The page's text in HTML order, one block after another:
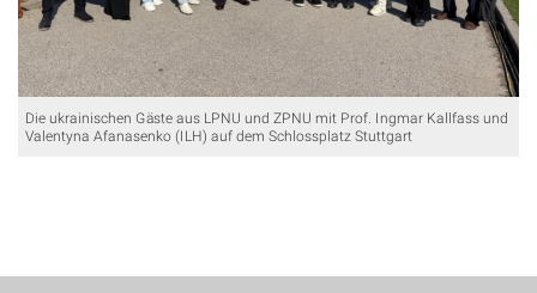
Die ukrainischen Gäste aus LPNU und ZPNU mit Prof. Ingmar Kallfass und
Valentyna Afanasenko (ILH) auf dem Schlossplatz Stuttgart